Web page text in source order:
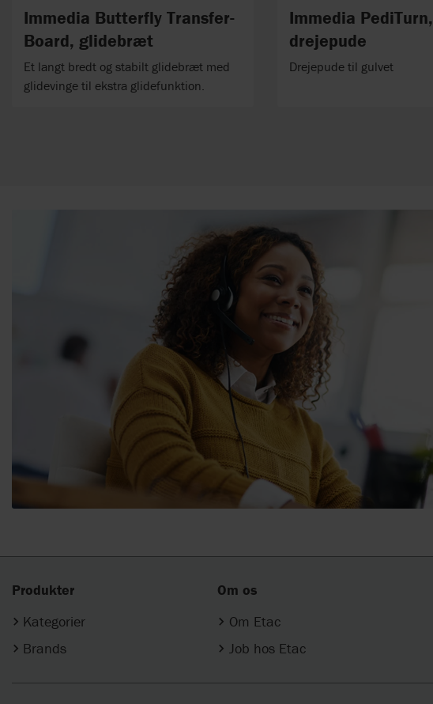
Immedia Butterfly Transfer-
Board, glidebræt
Et langt bredt og stabilt glidebræt med
glidevinge til ekstra glidefunktion.
Immedia PediTurn,
drejepude
Drejepude til gulvet
Produkter
Kategorier
Brands
Om os
Om Etac
Job hos Etac